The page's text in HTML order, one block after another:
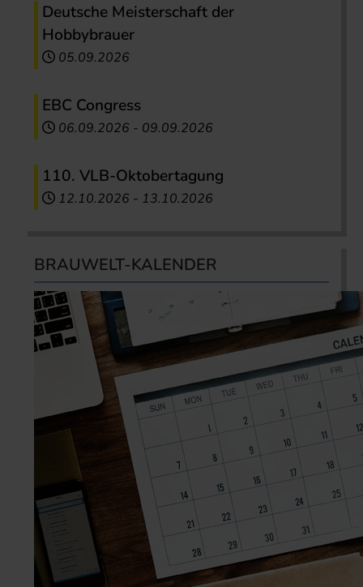
Deutsche Meisterschaft der
Hobbybrauer
05.09.2026
EBC Congress
06.09.2026 - 09.09.2026
110. VLB-Oktobertagung
12.10.2026 - 13.10.2026
BRAUWELT-KALENDER